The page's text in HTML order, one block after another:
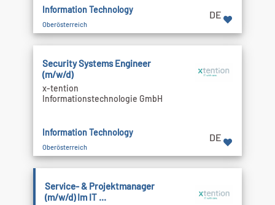
Information Technology
Oberösterreich
DE
Security Systems Engineer
(m/w/d)
x-tention
Informationstechnologie GmbH
Information Technology
Oberösterreich
DE
Service- & Projektmanager
(m/w/d) Im IT ...